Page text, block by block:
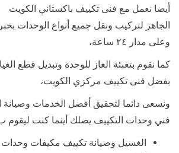
أيضا نعمل مع فنى تكييف باكستاني الكويت
الجاهز لتركيب ونقل جميع أنواع الوحدات
وعلى مدار ٢٤ ساعة،
كما نقوم بتعبئة الغاز للوحدة وتبديل قطع
بفضل فنى تكييف مركزي الكويت،
ونسعى دائما لتحقيق أفضل الخدمات وصيانة
فني وحدات التكييف يصلك أينما كنت ليقوم
الغسيل وصيانة تكييف مكيفات